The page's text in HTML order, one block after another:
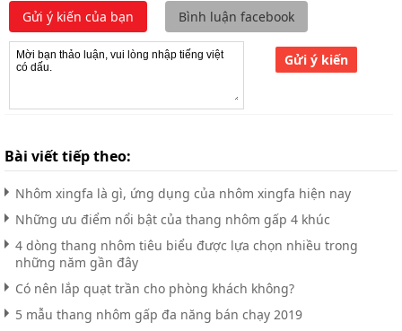
Gửi ý kiến của bạn Bình luận facebook
Gửi ý kiến
Bài viết tiếp theo:
Nhôm xingfa là gì, ứng dụng của nhôm xingfa hiện nay
Những ưu điểm nổi bật của thang nhôm gấp 4 khúc
4 dòng thang nhôm tiêu biểu được lựa chọn nhiều trong
những năm gần đây
Có nên lắp quạt trần cho phòng khách không?
5 mẫu thang nhôm gấp đa năng bán chạy 2019